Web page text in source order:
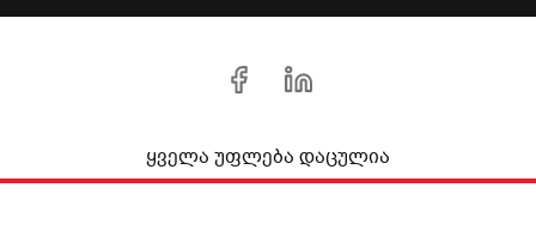
ყველა უფლება დაცულია